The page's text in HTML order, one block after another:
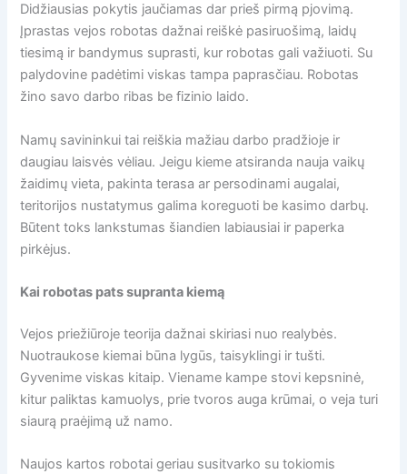
Didžiausias pokytis jaučiamas dar prieš pirmą pjovimą.
Įprastas vejos robotas dažnai reiškė pasiruošimą, laidų
tiesimą ir bandymus suprasti, kur robotas gali važiuoti. Su
palydovine padėtimi viskas tampa paprasčiau. Robotas
žino savo darbo ribas be fizinio laido.
Namų savininkui tai reiškia mažiau darbo pradžioje ir
daugiau laisvės vėliau. Jeigu kieme atsiranda nauja vaikų
žaidimų vieta, pakinta terasa ar persodinami augalai,
teritorijos nustatymus galima koreguoti be kasimo darbų.
Būtent toks lankstumas šiandien labiausiai ir paperka
pirkėjus.
Kai robotas pats supranta kiemą
Vejos priežiūroje teorija dažnai skiriasi nuo realybės.
Nuotraukose kiemai būna lygūs, taisyklingi ir tušti.
Gyvenime viskas kitaip. Viename kampe stovi kepsninė,
kitur paliktas kamuolys, prie tvoros auga krūmai, o veja turi
siaurą praėjimą už namo.
Naujos kartos robotai geriau susitvarko su tokiomis